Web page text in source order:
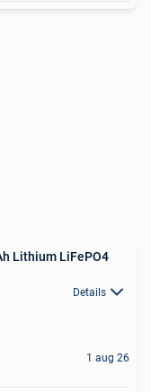
Details
1 aug 26